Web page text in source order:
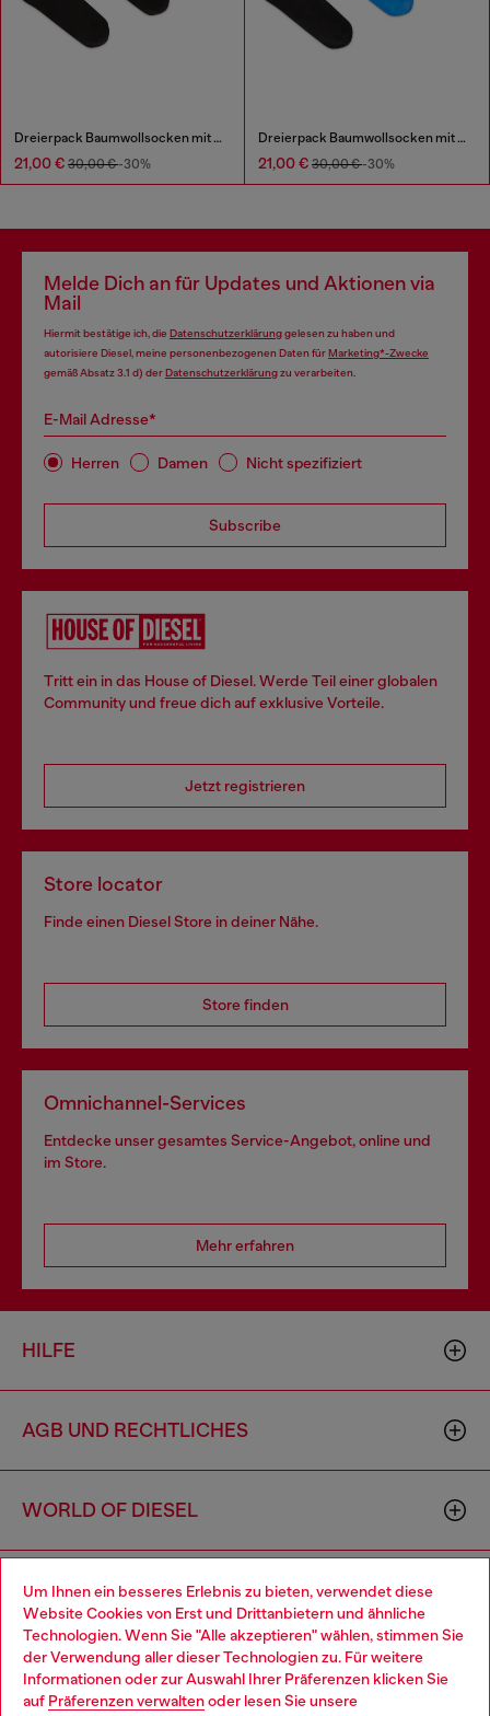
Um Ihnen ein besseres Erlebnis zu bieten, verwendet diese
Website Cookies von Erst und Drittanbietern und ähnliche
Technologien. Wenn Sie "Alle akzeptieren" wählen, stimmen Sie
der Verwendung aller dieser Technologien zu. Für weitere
Informationen oder zur Auswahl Ihrer Präferenzen klicken Sie
auf Präferenzen verwaltenoder lesen Sie unsere
Dreierpack Baumwollsocken mit Pferd und Logo
21,00 € 30,00 €-30%
Dreierpack Baumwollsocken mit Jacquardmustern
21,00 € 30,00 €-30%
Melde Dich an für Updates und Aktionen via
Mail
Hiermit bestätige ich, die Datenschutzerklärunggelesen zu haben und
autorisiere Diesel, meine personenbezogenen Daten fürMarketing*-Zwecke
gemäß Absatz 3.1 d) derDatenschutzerklärungzu verarbeiten.
E-Mail Adresse*
Herren Damen Nicht spezifiziert
Subscribe
Tritt ein in das House of Diesel. Werde Teil einer globalen
Community und freue dich auf exklusive Vorteile.
Jetzt registrieren
Store locator
Finde einen Diesel Store in deiner Nähe.
Store finden
Omnichannel-Services
Entdecke unser gesamtes Service-Angebot, online und
im Store.
Mehr erfahren
HILFE
AGB UND RECHTLICHES
WORLD OF DIESEL
CORPORATE
Choose your location
You are currently browsing Deutschland website, but it seems